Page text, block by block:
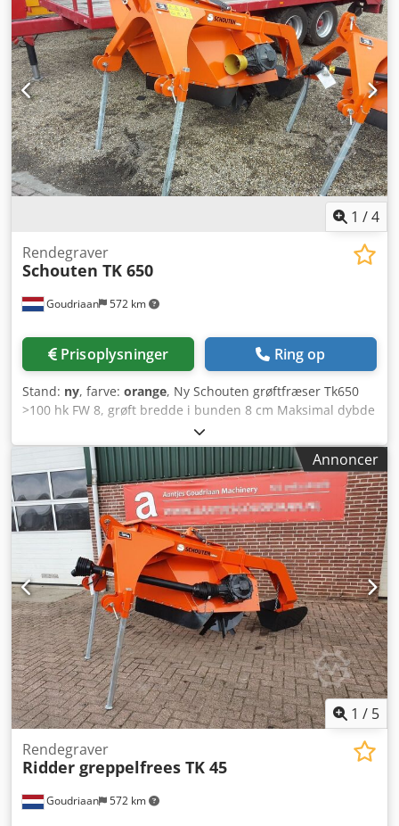
emner på det faste bord. • Rundbord 360° manuelt
drejeligt, +/-° manuelt svingbart (hver med klem). Position
vises digitalt på styringen. • Simpelt kølemiddelsystem,
monteret el-skab (SIEMENS udstyr). • Pneumatisk
værktøjsfastspænding, diverse værktøjsholdere,
brugsanvisning, CE-certifikat m.m. Tilstand: God til meget
god! Ideel til uddannelse eller enkeltstyksproduktion! Se
venligst video af maskinen ved at klikke her: Chsdpfx Apsv
Td Eljbja Levering: Fra lager, omgående mulig, FCA
Metzingen Betaling: Netto - efter fakturamodtagelse Altid
et stort udvalg af fræsemaskiner på lager – kontakt os
1 /4
Goudriaan 572 km
Rendegraver
Schouten TK 650
Prisoplysninger Ring op
Stand: ny, farve: orange, Ny Schouten grøftfræser Tk650
>100 hk FW 8, grøft bredde i bunden 8 cm Maksimal dybde
30 cm Mekanisk justerbar udkastklap Komplet med PTO-
aksel Codpfx Aszffc Eopboha Denne grøftfræser med
superfræsehjul har dobbelt så mange knive og rensere
sammenlignet med TK25 og TK45. Det giver en fantastisk
kapacitet og er meget velegnet til at fræse nye grøfter.
Stand: Ny
Annoncer
1 / 5
Goudriaan 572 km
Rendegraver
Ridder greppelfrees TK 45